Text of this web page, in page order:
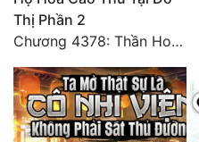
Thị Phần 2
Chương 4378: Thần Hoàng Hạ Thiên (Đại kết cục) (03)